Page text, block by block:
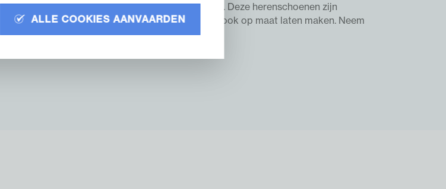
Een Ambiorix aan je voeten straalt klasse uit. Deze herenschoenen zijn
in verschillende breedten. Je kunt jouw paar ook op maat laten maken. Neem
met ons op voor meer info.
ALLE COOKIES AANVAARDEN